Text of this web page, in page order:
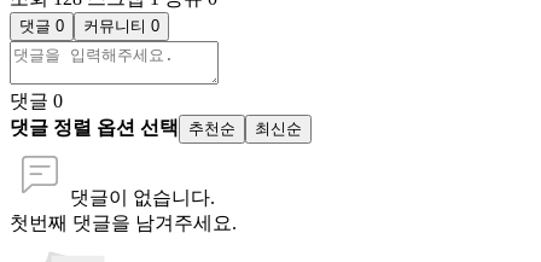
댓글 0 커뮤니티 0
댓글 0
댓글 정렬 옵션 선택
추천순 최신순
댓글이 없습니다.
첫번째 댓글을 남겨주세요.